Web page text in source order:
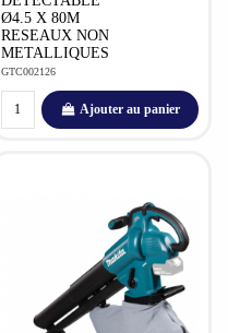
Ø4.5 X 80M
RESEAUX NON
METALLIQUES
GTC002126
Ajouter au panier